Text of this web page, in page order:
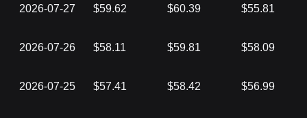
2026-07-27 $59.62 $60.39 $55.81
2026-07-26 $58.11 $59.81 $58.09
2026-07-25 $57.41 $58.42 $56.99